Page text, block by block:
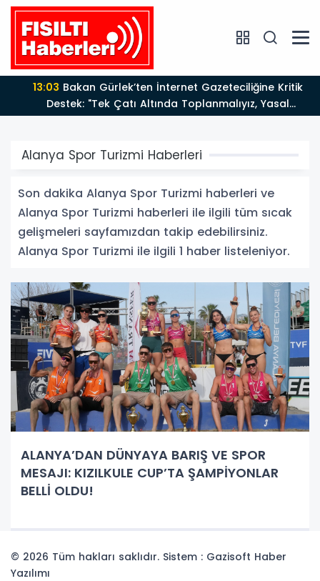
13:03Bakan Gürlek’ten İnternet Gazeteciliğine Kritik
Destek: "Tek Çatı Altında Toplanmalıyız, Yasal
Düzenlemeye Hazırız"
Alanya Spor Turizmi Haberleri
Son dakika Alanya Spor Turizmi haberleri ve
Alanya Spor Turizmi haberleri ile ilgili tüm sıcak
gelişmeleri sayfamızdan takip edebilirsiniz.
Alanya Spor Turizmi ile ilgili 1 haber listeleniyor.
ALANYA’DAN DÜNYAYA BARIŞ VE SPOR
MESAJI: KIZILKULE CUP’TA ŞAMPİYONLAR
BELLİ OLDU!
© 2026 Tüm hakları saklıdır. Sistem : Gazisoft Haber
Yazılımı